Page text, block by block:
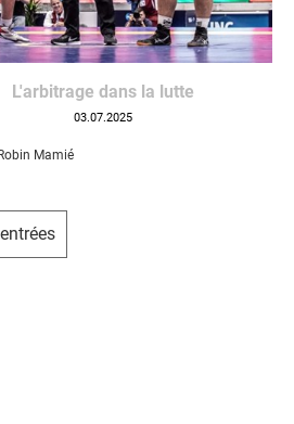
L'arbitrage dans la lutte
03.07.2025
Mamié